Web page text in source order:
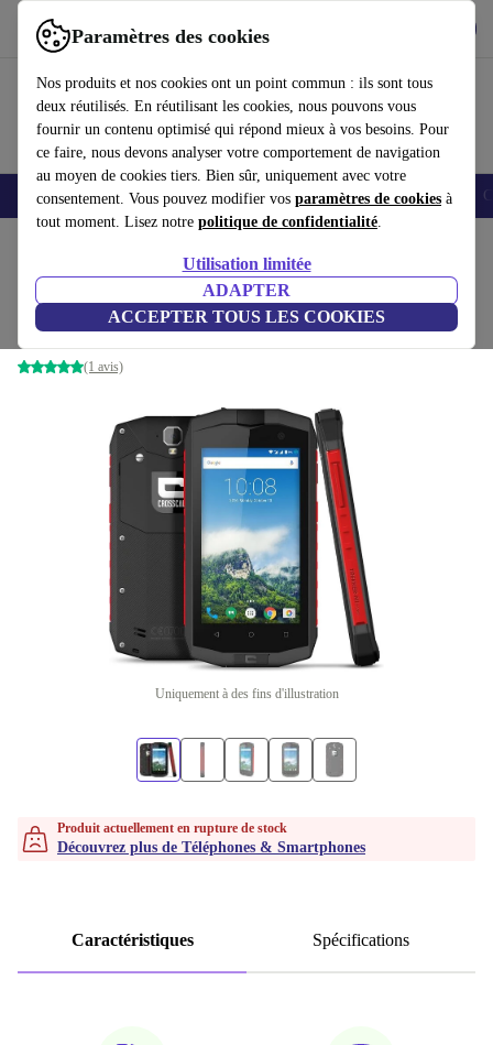
Paramètres des cookies
Nos produits et nos cookies ont un point commun : ils sont tous
deux réutilisés. En réutilisant les cookies, nous pouvons vous
fournir un contenu optimisé qui répond mieux à vos besoins. Pour
ce faire, nous devons analyser votre comportement de navigation
au moyen de cookies tiers. Bien sûr, uniquement avec votre
consentement. Vous pouvez modifier vos paramètres de cookies à
tout moment. Lisez notre politique de confidentialité.
Utilisation limitée
ADAPTER
ACCEPTER TOUS LES COOKIES
Utilisez refurbed rapidement et facilement
Smartphones Laptops Tablettes Montres connectées Accessoires
Crosscall Trekker M1 Core
16 GB | noir
(1 avis)
Uniquement à des fins d'illustration
Produit actuellement en rupture de stock
Découvrez plus de Téléphones & Smartphones
Caractéristiques Spécifications